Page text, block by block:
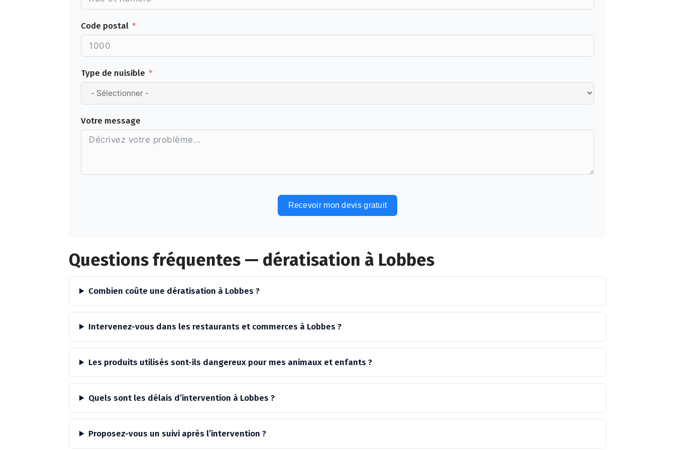
Code postal
Type de nuisible
Votre message
Recevoir mon devis gratuit
Questions fréquentes — dératisation à Lobbes
Combien coûte une dératisation à Lobbes ?
Intervenez-vous dans les restaurants et commerces à Lobbes ?
Les produits utilisés sont-ils dangereux pour mes animaux et enfants ?
Quels sont les délais d’intervention à Lobbes ?
Proposez-vous un suivi après l’intervention ?